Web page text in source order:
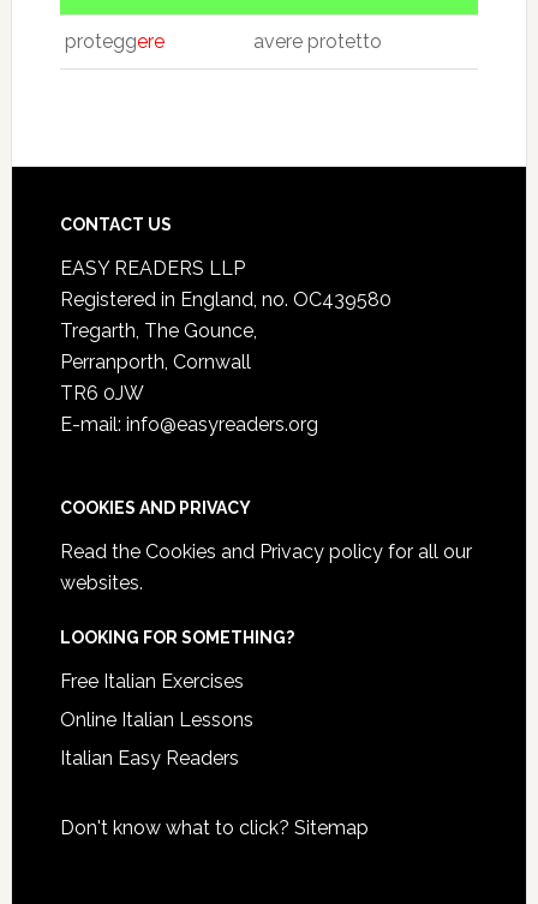
proteggere avere protetto
CONTACT US
EASY READERS LLP
Registered in England, no. OC439580
Tregarth, The Gounce,
Perranporth, Cornwall
TR6 0JW
E-mail: info@easyreaders.org
COOKIES AND PRIVACY
Read the Cookies and Privacy policyfor all our
websites.
LOOKING FOR SOMETHING?
Free Italian Exercises
Online Italian Lessons
Italian Easy Readers
Don't know what to click? Sitemap